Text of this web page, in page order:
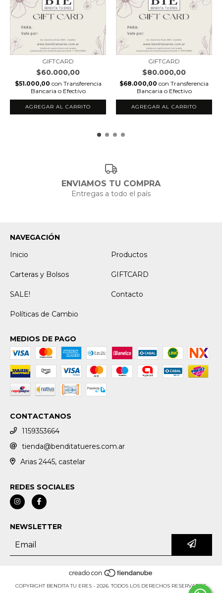
GIFTCARD
$60.000,00
$51.000,00 con Transferencia
Bancaria o Efectivo
GIFTCARD
$80.000,00
$68.000,00 con Transferencia
Bancaria o Efectivo
ENVIAMOS TU COMPRA
Entregas a todo el país
NAVEGACIÓN
Inicio
Productos
Carteras y Bolsos GIFTCARD
SALE! Contacto
Políticas de Cambio
MEDIOS DE PAGO
CONTACTANOS
1159353664
tienda@benditatueres.com.ar
Arias 2445, castelar
REDES SOCIALES
NEWSLETTER
COPYRIGHT BENDITA TU ERES - 2026. TODOS LOS DERECHOS RESERVADOS.